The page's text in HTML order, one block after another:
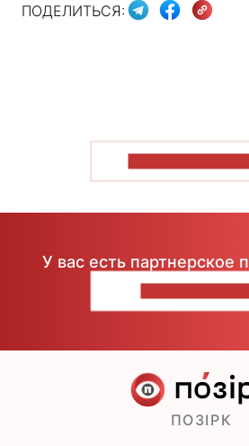
ПОДЕЛИТЬСЯ:
У вас есть партнерское
ПОЗІРК